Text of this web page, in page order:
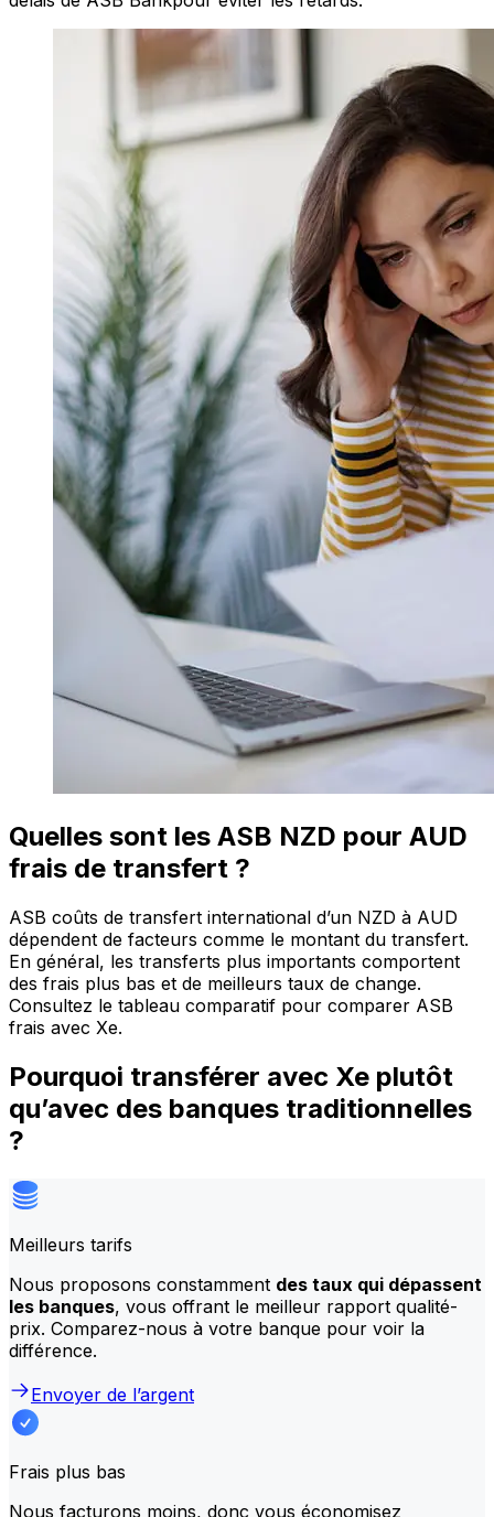
Quelles sont les ASB NZD pour AUD
frais de transfert ?
ASB coûts de transfert international d’un NZD à AUD
dépendent de facteurs comme le montant du transfert.
En général, les transferts plus importants comportent
des frais plus bas et de meilleurs taux de change.
Consultez le tableau comparatif pour comparer ASB
frais avec Xe.
Pourquoi transférer avec Xe plutôt
qu’avec des banques traditionnelles
?
Meilleurs tarifs
Nous proposons constamment des taux qui dépassent
les banques, vous offrant le meilleur rapport qualité-
prix. Comparez-nous à votre banque pour voir la
différence.
Envoyer de l’argent
Frais plus bas
Nous facturons moins, donc vous économisez